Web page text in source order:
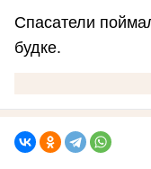
Спасатели
будке.